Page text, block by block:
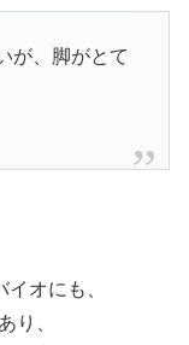
が、脚がとて
オにも、
り、